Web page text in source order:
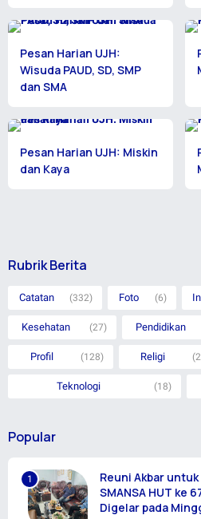
Pesan Harian UJH:
Wisuda PAUD, SD, SMP
dan SMA
Pesan Harian UJH: Miskin
dan Kaya
Rubrik Berita
Catatan (332) Foto (6)
Kesehatan (27) Pendidikan
Profil (128) Religi
Teknologi (18)
Popular
Reuni Akbar
SMANSA HUT ke
Digelar pada